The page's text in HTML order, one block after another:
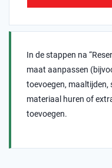
In de stappen na
maat aanpassen
toevoegen, maaltijden,
materiaal huren of
toevoegen.